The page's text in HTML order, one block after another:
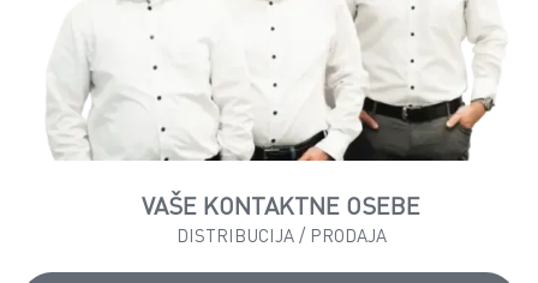
VAŠE KONTAKTNE OSEBE
DISTRIBUCIJA / PRODAJA